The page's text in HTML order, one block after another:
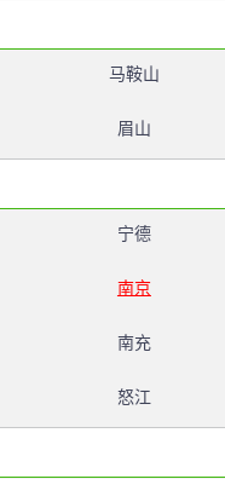
马鞍山
眉山
宁德
南京
南充
怒江